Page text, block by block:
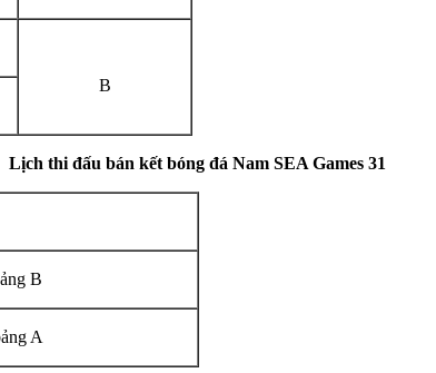
B
Lịch thi đấu bán kết bóng đá Nam SEA Games 31
B
A